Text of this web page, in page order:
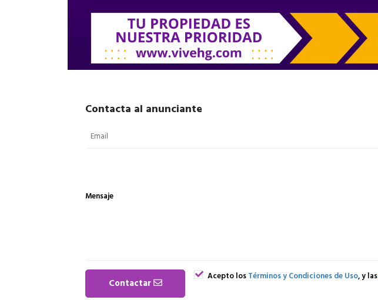
Contacta al anunciante
Mensaje
Acepto losTérminos y Condiciones de Uso, y las
Contactar